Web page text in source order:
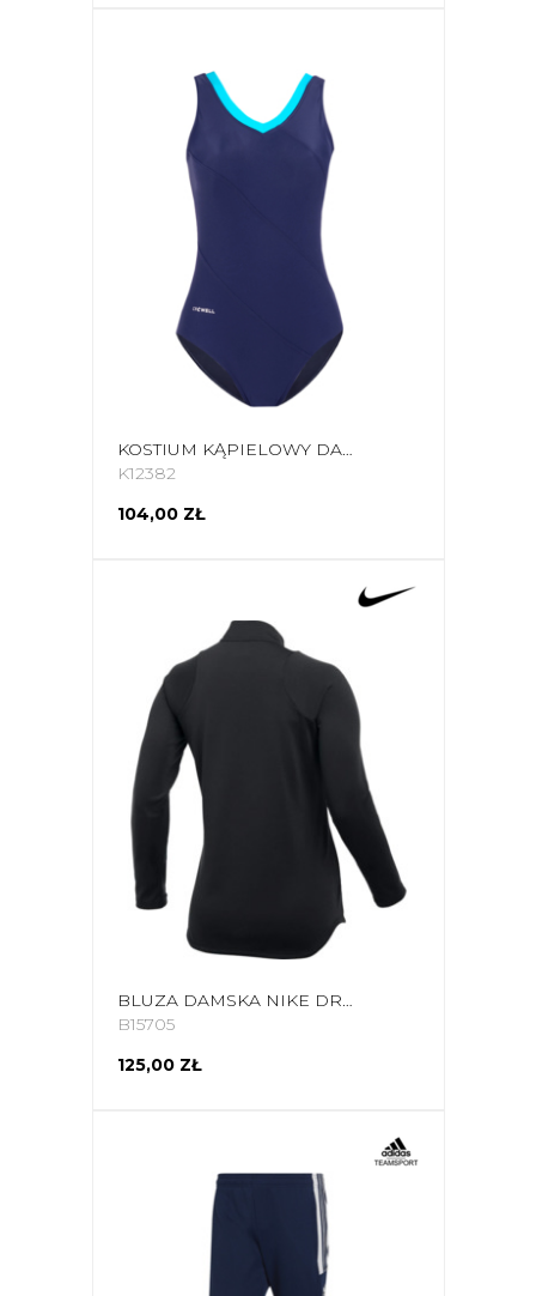
KOSTIUM KĄPIELOWY DAMSKI CROWELL ANGIE KOL.02 GRANATOWO-NIEBIESKI
K12382
104,00 ZŁ
BLUZA DAMSKA NIKE DRI-FIT ACADEMY CZARNA CV2653 010
B15705
125,00 ZŁ